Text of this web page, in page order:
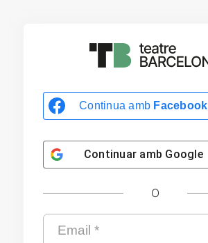
Continua amb Facebook
Continuar amb Google
O